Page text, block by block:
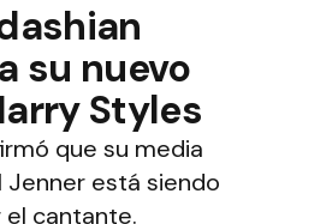
su nuevo
Styles
que su media
Jenner está siendo
cantante.